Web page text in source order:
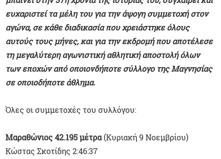
ευχαριστεί τα μέλη του για την άψογη συμμετοχή στον
αγώνα, σε κάθε διαδικασία που χρειάστηκε όλους
αυτούς τους μήνες, και για την εκδρομή που αποτέλεσε
τη μεγαλύτερη αγωνιστική αθλητική αποστολή όλων
των εποχών από οποιονδήποτε σύλλογο της Μαγνησίας
σε οποιοδήποτε άθλημα.
Όλες οι συμμετοχές του συλλόγου:
Μαραθώνιος 42.195 μέτρα(Κυριακή 9 Νοεμβρίου)
Κώστας Σκοτίδης 2:46:37